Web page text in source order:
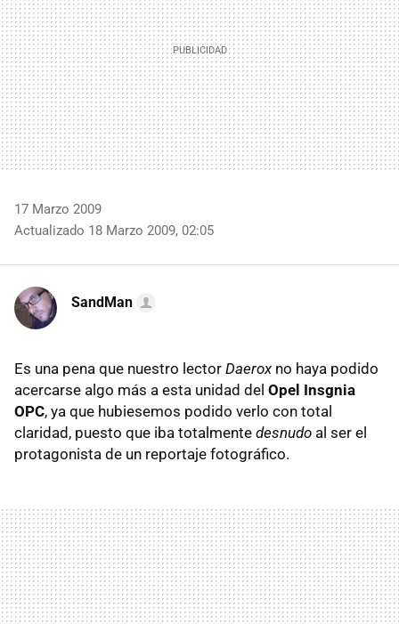
17 Marzo 2009
Actualizado 18 Marzo 2009, 02:05
SandMan
Es una pena que nuestro lector Daeroxno haya podido
acercarse algo más a esta unidad del Opel Insgnia
OPC, ya que hubiesemos podido verlo con total
claridad, puesto que iba totalmente desnudo al ser el
protagonista de un reportaje fotográfico.